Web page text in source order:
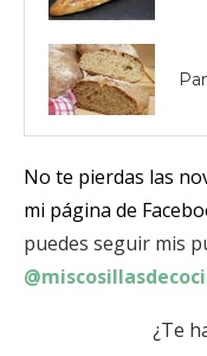
No te pierdas las
mi página de
puedes seguir mis
¿Te